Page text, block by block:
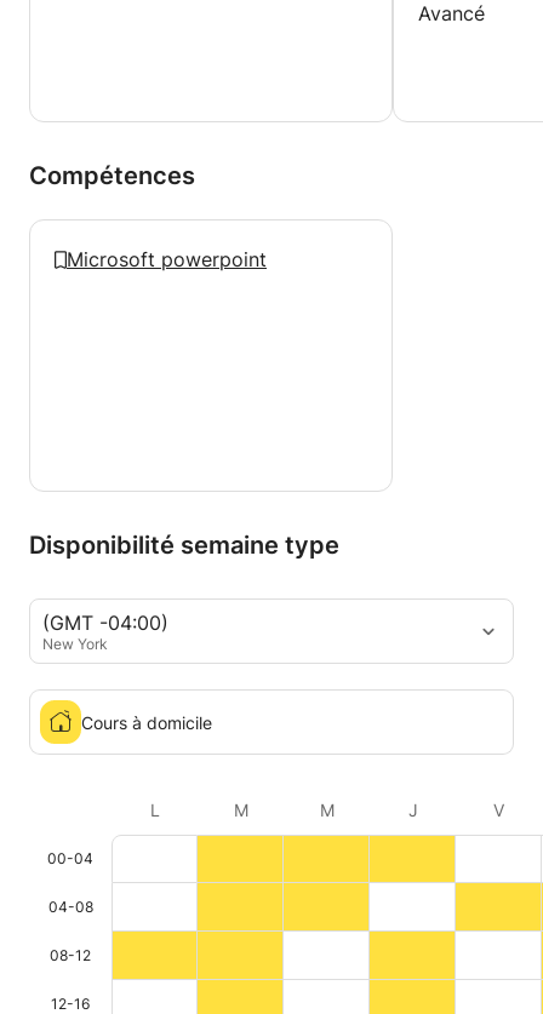
Avancé
Compétences
Microsoft powerpoint
Disponibilité semaine type
(GMT -04:00)
New York
Cours à domicile
L M M J V
00-04
04-08
08-12
12-16